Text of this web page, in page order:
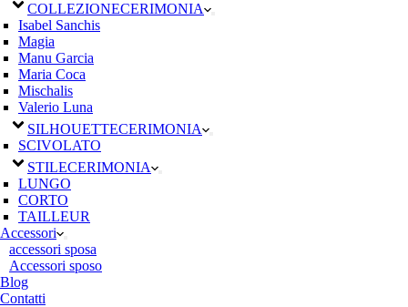
COLLEZIONECERIMONIA
Isabel Sanchis
Magia
Manu Garcia
Maria Coca
Mischalis
Valerio Luna
SILHOUETTECERIMONIA
SCIVOLATO
STILECERIMONIA
LUNGO
CORTO
TAILLEUR
Accessori
accessori sposa
Accessori sposo
Blog
Contatti